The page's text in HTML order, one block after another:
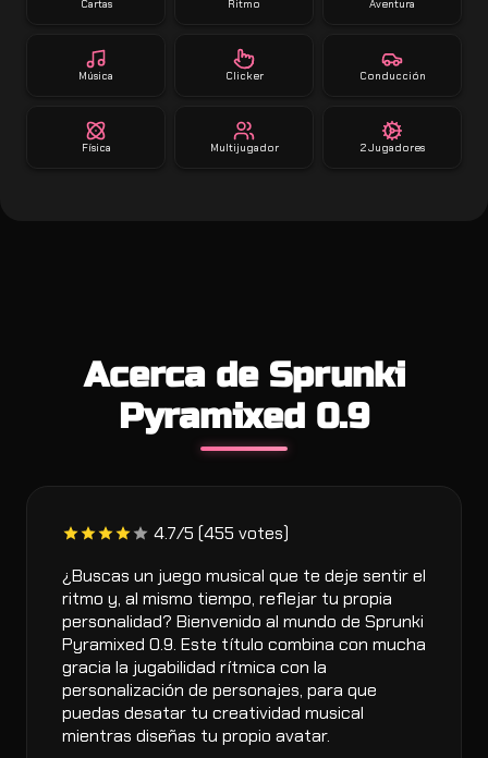
Cartas Ritmo Aventura
Música Clicker Conducción
Física Multijugador 2 Jugadores
Acerca de Sprunki
Pyramixed 0.9
4.7/5 (455 votes)
¿Buscas un juego musical que te deje sentir el
ritmo y, al mismo tiempo, reflejar tu propia
personalidad? Bienvenido al mundo de Sprunki
Pyramixed 0.9. Este título combina con mucha
gracia la jugabilidad rítmica con la
personalización de personajes, para que
puedas desatar tu creatividad musical
mientras diseñas tu propio avatar.